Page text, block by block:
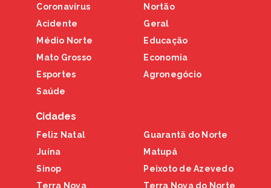
Coronavírus
Acidente
Médio Norte
Mato Grosso
Esportes
Saúde
Nortão
Geral
Educação
Economia
Agronegócio
Cidades
Feliz Natal
Juína
Sinop
Terra Nova
Guarantã do Norte
Matupá
Peixoto de Azevedo
Terra Nova do Norte